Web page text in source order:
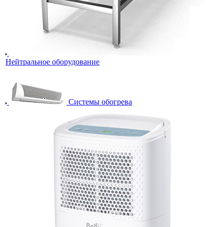
Нейтральное оборудование
Системы обогрева